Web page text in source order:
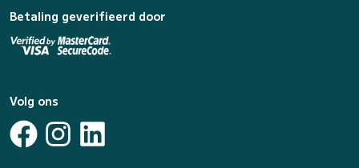
Betaling geverifieerd door
Volg ons